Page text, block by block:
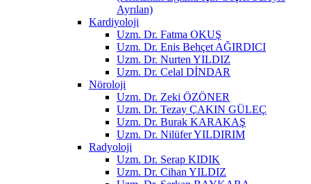
Ayrılan)
Kardiyoloji
Uzm. Dr. Fatma OKUŞ
Uzm. Dr. Enis Behçet AĞIRDICI
Uzm. Dr. Nurten YILDIZ
Uzm. Dr. Celal DİNDAR
Nöroloji
Uzm. Dr. Zeki ÖZÖNER
Uzm. Dr. Tezay ÇAKIN GÜLEÇ
Uzm. Dr. Burak KARAKAŞ
Uzm. Dr. Nilüfer YILDIRIM
Radyoloji
Uzm. Dr. Serap KIDIK
Uzm. Dr. Cihan YILDIZ